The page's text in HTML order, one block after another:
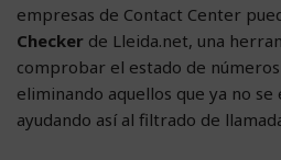
empresas de Contact Center
Checker de Lleida.net, una
comprobar el estado de
eliminando aquellos que ya no
ayudando así al filtrado de